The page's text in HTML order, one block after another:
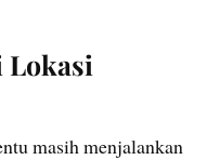
Lokasi
masih menjalankan